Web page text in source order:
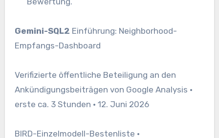
Gemini-SQL2 Einführung: Neighborhood-
Empfangs-Dashboard
Verifizierte öffentliche Beteiligung an den
Ankündigungsbeiträgen von Google Analysis •
erste ca. 3 Stunden • 12. Juni 2026
BIRD-Einzelmodell-Bestenliste •